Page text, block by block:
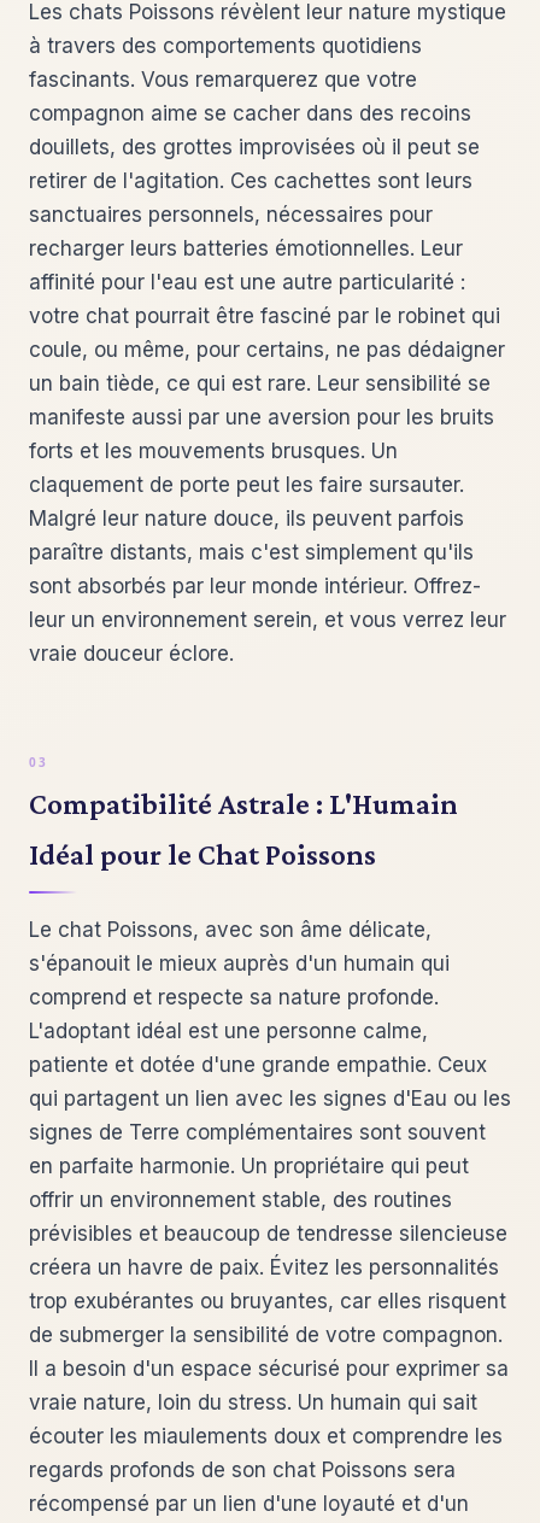
Les chats Poissons révèlent leur nature mystique
à travers des comportements quotidiens
fascinants. Vous remarquerez que votre
compagnon aime se cacher dans des recoins
douillets, des grottes improvisées où il peut se
retirer de l'agitation. Ces cachettes sont leurs
sanctuaires personnels, nécessaires pour
recharger leurs batteries émotionnelles. Leur
affinité pour l'eau est une autre particularité :
votre chat pourrait être fasciné par le robinet qui
coule, ou même, pour certains, ne pas dédaigner
un bain tiède, ce qui est rare. Leur sensibilité se
manifeste aussi par une aversion pour les bruits
forts et les mouvements brusques. Un
claquement de porte peut les faire sursauter.
Malgré leur nature douce, ils peuvent parfois
paraître distants, mais c'est simplement qu'ils
sont absorbés par leur monde intérieur. Offrez-
leur un environnement serein, et vous verrez leur
vraie douceur éclore.
Compatibilité Astrale : L'Humain
Idéal pour le Chat Poissons
Le chat Poissons, avec son âme délicate,
s'épanouit le mieux auprès d'un humain qui
comprend et respecte sa nature profonde.
L'adoptant idéal est une personne calme,
patiente et dotée d'une grande empathie. Ceux
qui partagent un lien avec les signes d'Eau ou les
signes de Terre complémentaires sont souvent
en parfaite harmonie. Un propriétaire qui peut
offrir un environnement stable, des routines
prévisibles et beaucoup de tendresse silencieuse
créera un havre de paix. Évitez les personnalités
trop exubérantes ou bruyantes, car elles risquent
de submerger la sensibilité de votre compagnon.
Il a besoin d'un espace sécurisé pour exprimer sa
vraie nature, loin du stress. Un humain qui sait
écouter les miaulements doux et comprendre les
regards profonds de son chat Poissons sera
récompensé par un lien d'une loyauté et d'un